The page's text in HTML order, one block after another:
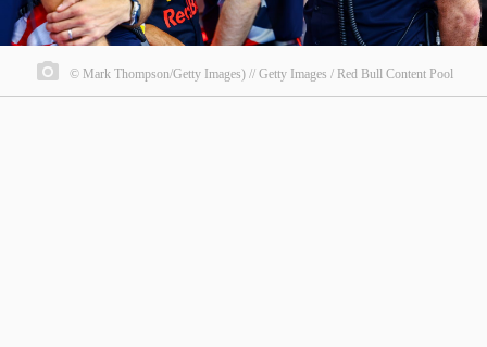
© Mark Thompson/Getty Images) // Getty Images / Red Bull Content Pool